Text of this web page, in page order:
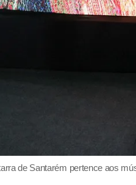
de Santarém pertence aos